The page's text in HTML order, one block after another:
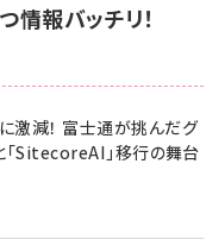
報バッチリ！
激減！ 富士通が挑んだグ
「SitecoreAI」移行の舞台